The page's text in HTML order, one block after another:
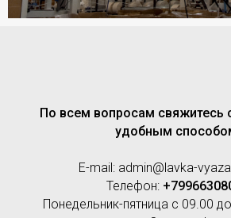
По всем вопросам
удобным
E-mail: admin@lavka-
Телефон:
Понедельник-пятница с 09.00